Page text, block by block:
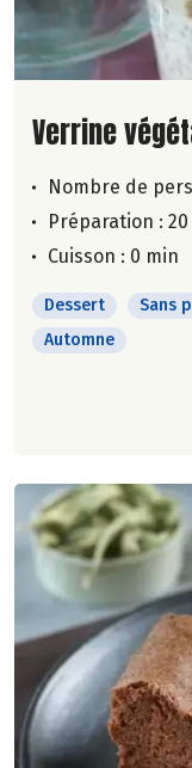
Lire la suite
Verrine
Nombre de
Préparation :
Cuisson : 0 min
Dessert Sans
Automne